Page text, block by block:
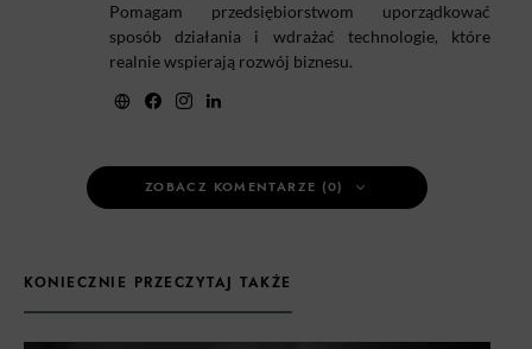
Pomagam przedsiębiorstwom uporządkować
sposób działania i wdrażać technologie, które
realnie wspierają rozwój biznesu.
ZOBACZ KOMENTARZE (0)
KONIECZNIE PRZECZYTAJ TAKŻE